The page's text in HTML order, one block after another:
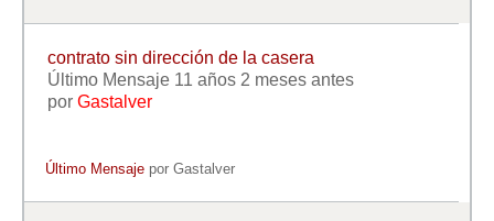
contrato sin dirección de la casera
Último Mensaje 11 años 2 meses antes
por Gastalver
Último Mensaje porGastalver